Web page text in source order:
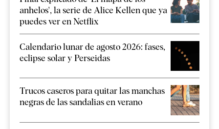
anhelos', la serie de Alice Kellen que ya
puedes ver en Netflix
Calendario lunar de agosto 2026: fases,
eclipse solar y Perseidas
Trucos caseros para quitar las manchas
negras de las sandalias en verano